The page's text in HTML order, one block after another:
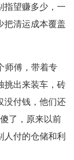
指望赚多少，一
把清运成本覆盖
师傅，带着专
挑出来装车，砖
没付钱，他们还
了，原来以前
付的仓储和利